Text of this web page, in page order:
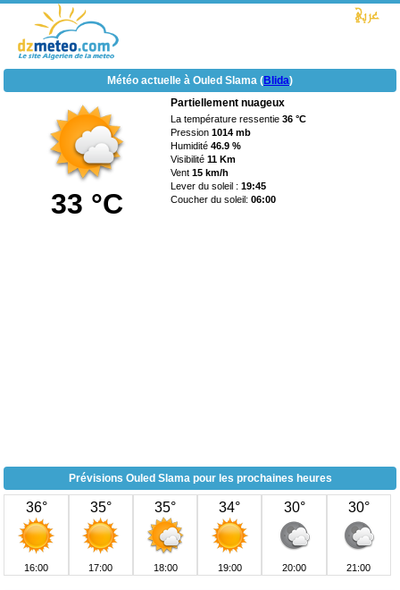
Météo actuelle à Ouled Slama (Blida)
33 °C
Partiellement nuageux
La température ressentie36 °C
Pression1014 mb
Humidité46.9 %
Visibilité11 Km
Vent15 km/h
Lever du soleil :19:45
Coucher du soleil:06:00
Prévisions Ouled Slama pour les prochaines heures
36°
16:00
35°
17:00
35°
18:00
34°
19:00
30°
20:00
30°
21:00